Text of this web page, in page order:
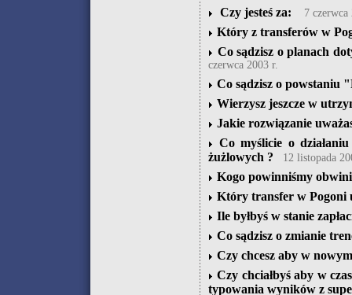
Czy jesteś za:
7 czerwca
Który z transferów w
Co sądzisz o planach
czerwca 2003 r.
Co sądzisz o powstaniu
Wierzysz jeszcze w
Jakie rozwiązanie
Co myślicie o
żużlowych ?
12 listopada
Kogo powinniśmy
Który transfer w Pogoni
Ile byłbyś w stanie
Co sądzisz o zmianie
Czy chcesz aby w
Czy chciałbyś aby w
typowania wyników z